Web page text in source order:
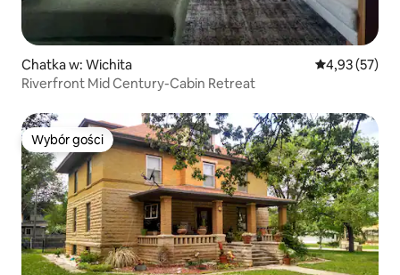
Chatka w: Wichita Średnia
4,93 (57)
Riverfront Mid Century-Cabin Retreat
Wybór gości
Wybór gości